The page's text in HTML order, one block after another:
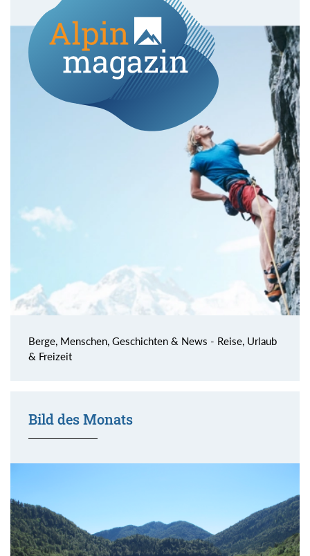
Berge, Menschen, Geschichten & News - Reise, Urlaub
& Freizeit
Bild des Monats